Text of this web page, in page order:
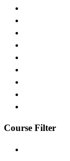
Course Filter